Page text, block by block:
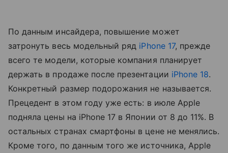
По данным инсайдера, повышение может
затронуть весь модельный ряд iPhone 17, прежде
всего те модели, которые компания планирует
держать в продаже после презентации iPhone 18.
Конкретный размер подорожания не называется.
Прецедент в этом году уже есть: в июле Apple
подняла цены на iPhone 17 в Японии от 8 до 11%. В
остальных странах смартфоны в цене не менялись.
Кроме того, по данным того же источника, Apple